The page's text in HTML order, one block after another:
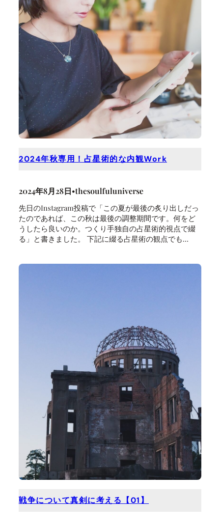
2024年秋専用！占星術的な内観Work
2024年8月28日•thesoulfuluniverse
先日のInstagram投稿で「この夏が最後の炙り出しだっ
たのであれば、この秋は最後の調整期間です。何をど
うしたら良いのか。つくり手独自の占星術的視点で綴
る」と書きました。 下記に綴る占星術の観点でも…
戦争について真剣に考える【01】